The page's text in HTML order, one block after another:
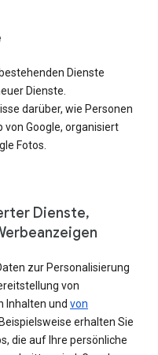
Dienste
Dienste.
darüber, wie Personen
von Google, organisiert
Fotos.
Dienste,
zur Personalisierung
von
Inhalten und von
. Beispielsweise erhalten Sie
die auf Ihre persönliche